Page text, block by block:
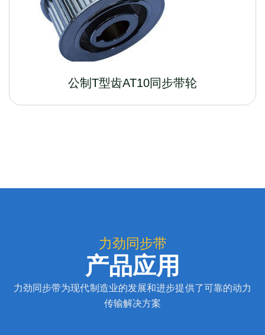
公制T型齿AT10同步带轮
力劲同步带
产品应用
力劲同步带为现代制造业的发展和进步提供了可靠的动力
传输解决方案